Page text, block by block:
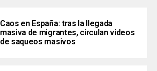
Caos en España: tras la llegada
masiva de migrantes, circulan videos
de saqueos masivos